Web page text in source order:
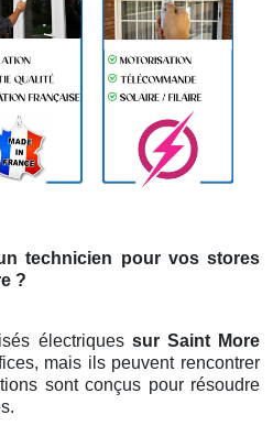
technicien pour vos stores
?
électriques sur Saint More
mais ils peuvent rencontrer
sont conçus pour résoudre